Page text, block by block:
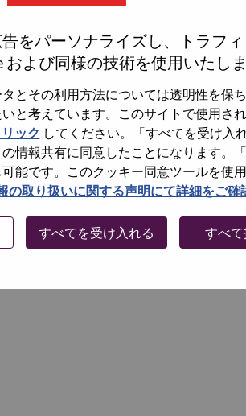
をパーソナライズし、トラフ
よび同様の技術を使用いたしま
とその利用方法については透明性を保
と考えています。このサイトで使用さ
ック してください。「すべてを受け入
情報共有に同意したことになります。
能です。このクッキー同意ツールを使
の取り扱いに関する声明にて詳細をご確
すべてを受け入れる すべ
に送ります